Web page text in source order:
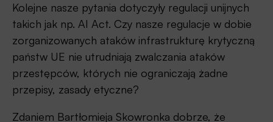
Kolejne nasze pytania dotyczyły regulacji unijnych
takich jak np. AI Act. Czy nasze regulacje w dobie
zorganizowanych ataków infrastrukturę krytyczną
państw UE nie utrudniają zwalczania ataków
przestępców, których nie ograniczają żadne
przepisy, zasady etyczne?
Zdaniem Bartłomieja Skowronka dobrze, że